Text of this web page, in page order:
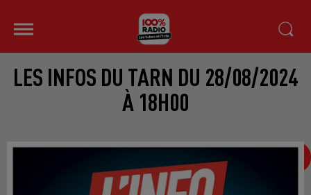
LES INFOS DU TARN DU 28/08/2024
À 18H00